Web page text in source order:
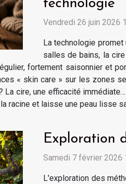
technologie
Vendredi 26 juin 2026
La technologie
salles de bains, la
fortement saisonnier et
« skin care » sur les zones
La cire, une efficacité
racine et laisse une peau lisse
Exploration
Samedi 7 février 2026
L'exploration des